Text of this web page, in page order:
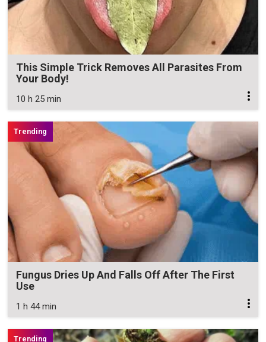
This Simple Trick Removes All Parasites From
Your Body!
10 h 25 min
Fungus Dries Up And Falls Off After The First
Use
1 h 44 min